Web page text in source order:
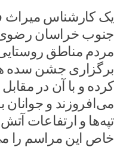
یک کارشناس میراث
جنوب خراسان رضوی
مردم مناطق
برگزاری جشن سده
کرده و با آن در
می‌افروزند و
تپه‌ها و ارتفاعات
خاص این مراسم را